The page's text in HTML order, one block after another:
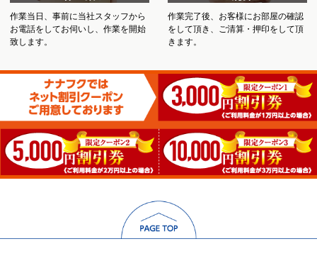
作業当日、事前に当社スタッフから
お電話をしてお伺いし、作業を開始
致します。
作業完了後、お客様にお部屋の確認
をして頂き、ご清算・押印をして頂
きます。